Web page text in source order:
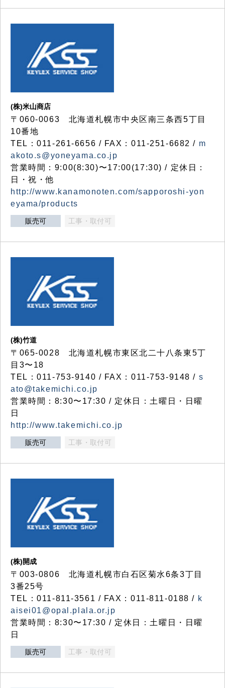
(株)米山商店
〒060-0063 北海道札幌市中央区南三条西5丁目
10番地
TEL：011-261-6656 / FAX：011-251-6682 / m
akoto.s@yoneyama.co.jp
営業時間：9:00(8:30)〜17:00(17:30) / 定休日：
日・祝・他
http://www.kanamonoten.com/sapporoshi-yon
eyama/products
販売可 工事・取付可
(株)竹道
〒065-0028 北海道札幌市東区北二十八条東5丁
目3〜18
TEL：011-753-9140 / FAX：011-753-9148 / s
ato@takemichi.co.jp
営業時間：8:30〜17:30 / 定休日：土曜日・日曜
日
http://www.takemichi.co.jp
販売可 工事・取付可
(株)開成
〒003-0806 北海道札幌市白石区菊水6条3丁目
3番25号
TEL：011-811-3561 / FAX：011-811-0188 / k
aisei01@opal.plala.or.jp
営業時間：8:30〜17:30 / 定休日：土曜日・日曜
日
販売可 工事・取付可